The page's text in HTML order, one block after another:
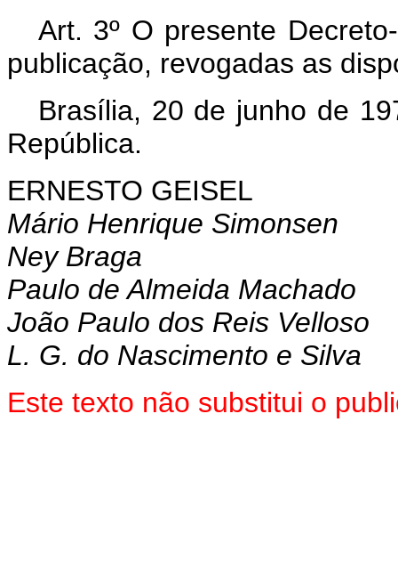
Art. 3º O presente
publicação, revogadas as
Brasília, 20 de junho de
República.
ERNESTO GEISEL
Mário Henrique Simonsen
Ney Braga
Paulo de Almeida Machado
João Paulo dos Reis Velloso
L. G. do Nascimento e Silva
Este texto não substitui o